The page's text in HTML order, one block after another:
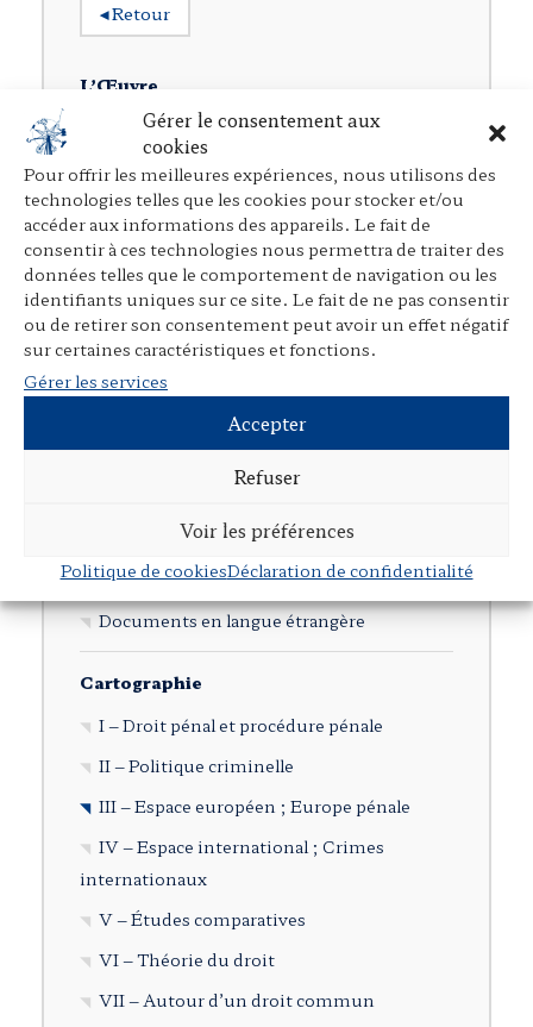
Gérer le consentement aux
cookies
Pour offrir les meilleures expériences, nous utilisons des
technologies telles que les cookies pour stocker et/ou
accéder aux informations des appareils. Le fait de
consentir à ces technologies nous permettra de traiter des
données telles que le comportement de navigation ou les
identifiants uniques sur ce site. Le fait de ne pas consentir
ou de retirer son consentement peut avoir un effet négatif
sur certaines caractéristiques et fonctions.
Gérer les services
Accepter
Refuser
Voir les préférences
Politique de cookiesDéclaration de confidentialité
◂Retour
L’Œuvre
Présentation
Rubriques
Ouvrages individuels
Direction d’ouvrages collectifs
Participation à des ouvrages collectifs
Articles dans des revues juridiques
Avant-propos, préfaces, postfaces,
Cours, colloques, conférences, tables
Tribunes et articles divers
Autres publications
Documents en langue étrangère
Cartographie
I – Droit pénal et procédure pénale
II – Politique criminelle
III – Espace européen ; Europe pénale
IV – Espace international ; Crimes
internationaux
V – Études comparatives
VI – Théorie du droit
VII – Autour d’un droit commun